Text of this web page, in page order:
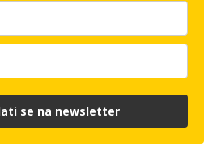
za kvadrat pločica:
dimenzije keramike,
se na newsletter